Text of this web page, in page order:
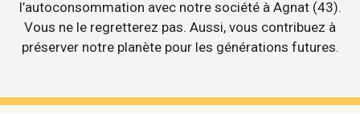
l’autoconsommation avec notre société à Agnat (43).
Vous ne le regretterez pas. Aussi, vous contribuez à
préserver notre planète pour les générations futures.